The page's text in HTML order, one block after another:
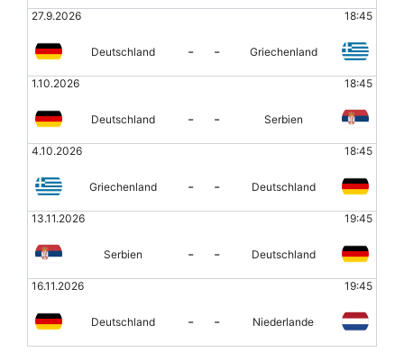
27.9.2026 18:45
Deutschland - - Griechenland
1.10.2026 18:45
Deutschland - - Serbien
4.10.2026 18:45
Griechenland - - Deutschland
13.11.2026 19:45
Serbien - - Deutschland
16.11.2026 19:45
Deutschland - - Niederlande